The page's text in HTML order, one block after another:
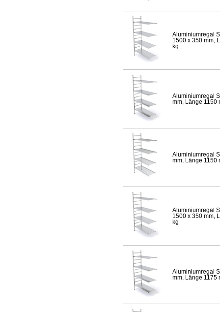
Aluminiumregal
1500 x 350 mm,
kg
Aluminiumregal
mm, Länge 1150
Aluminiumregal
mm, Länge 1150
Aluminiumregal
1500 x 350 mm,
kg
Aluminiumregal
mm, Länge 1175